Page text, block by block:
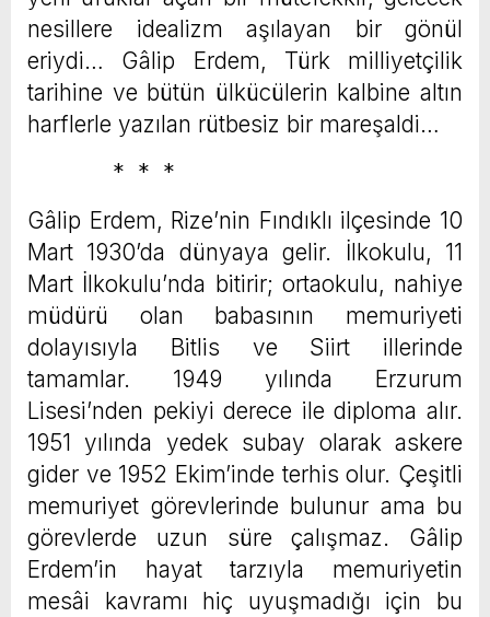
nesillere idealizm aşılayan bir gönül
eriydi… Gâlip Erdem, Türk milliyetçilik
tarihine ve bütün ülkücülerin kalbine altın
harflerle yazılan rütbesiz bir mareşaldi…
* * *
Gâlip Erdem, Rize’nin Fındıklı ilçesinde 10
Mart 1930’da dünyaya gelir. İlkokulu, 11
Mart İlkokulu’nda bitirir; ortaokulu, nahiye
müdürü olan babasının memuriyeti
dolayısıyla Bitlis ve Siirt illerinde
tamamlar. 1949 yılında Erzurum
Lisesi’nden pekiyi derece ile diploma alır.
1951 yılında yedek subay olarak askere
gider ve 1952 Ekim’inde terhis olur. Çeşitli
memuriyet görevlerinde bulunur ama bu
görevlerde uzun süre çalışmaz. Gâlip
Erdem’in hayat tarzıyla memuriyetin
mesâi kavramı hiç uyuşmadığı için bu